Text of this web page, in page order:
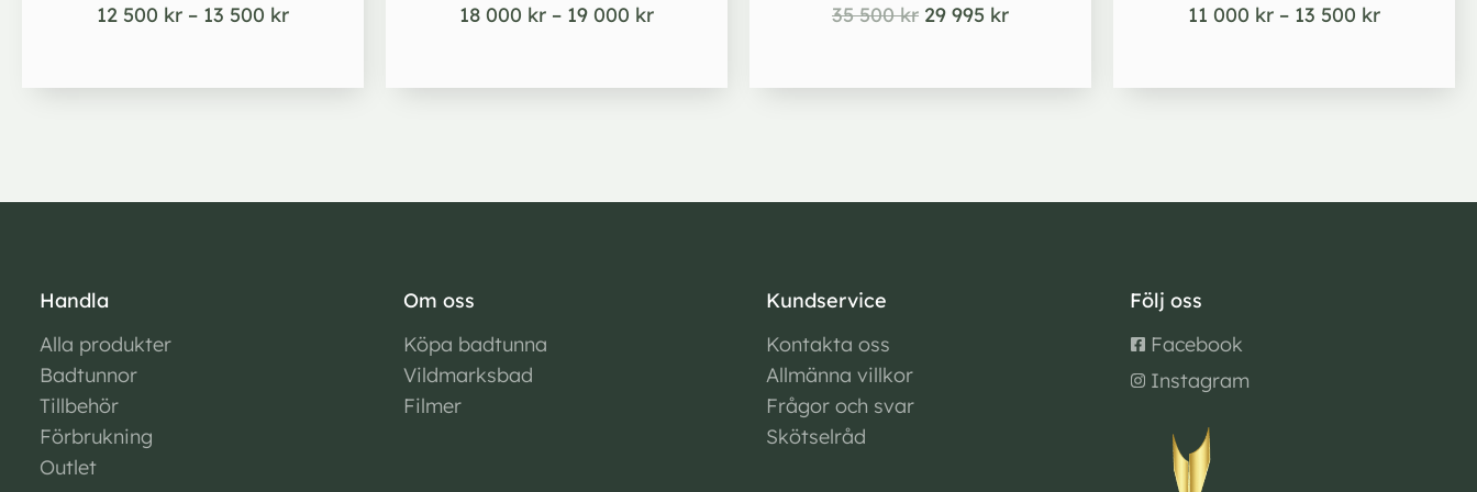
12 500 kr – 13 500 kr 18 000 kr – 19 000 kr 35 500kr 29 995 kr 11 000 kr – 13 500 kr
Handla
Alla produkter
Badtunnor
Tillbehör
Förbrukning
Outlet
Om oss
Köpa badtunna
Vildmarksbad
Filmer
Kundservice
Kontakta oss
Allmänna villkor
Frågor och svar
Skötselråd
Följ oss
Facebook
Instagram